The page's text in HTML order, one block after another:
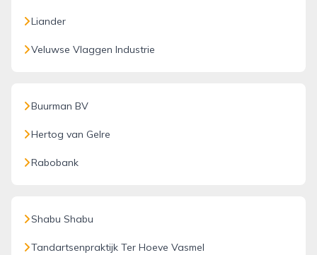
Liander
Veluwse Vlaggen Industrie
Buurman BV
Hertog van Gelre
Rabobank
Shabu Shabu
Tandartsenpraktijk Ter Hoeve Vasmel